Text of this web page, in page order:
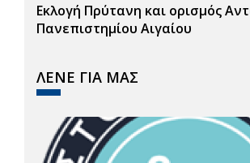
Εκλογή Πρύτανη και ορισμός
Πανεπιστημίου Αιγαίου
ΛΕΝΕ ΓΙΑ ΜΑΣ